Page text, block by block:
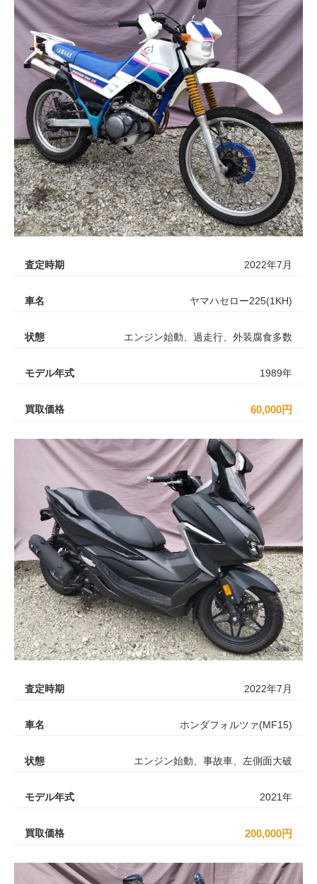
査定時期 2022年7月
車名 ヤマハセロー225(1KH)
状態 エンジン始動、過走行、外装腐食多数
モデル年式 1989年
買取価格 60,000円
査定時期 2022年7月
車名 ホンダフォルツァ(MF15)
状態 エンジン始動、事故車、左側面大破
モデル年式 2021年
買取価格 200,000円